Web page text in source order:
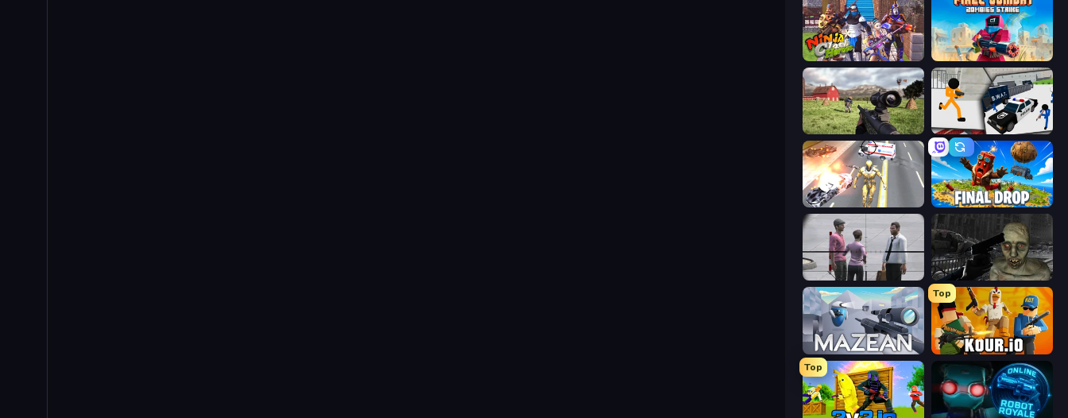
Ninja Clash Heroes Pixel Combat: Zombies Strike
Dead Zed Stickman Prison: Counter Assault
Final Drop
C-Virus Game: Outbreak
Mazean
Top
Kour.io
Top